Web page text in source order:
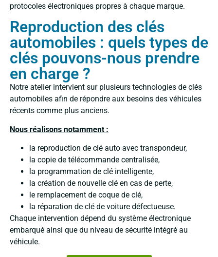
protocoles électroniques propres à chaque marque.
Reproduction des clés
automobiles : quels types de
clés pouvons-nous prendre
en charge ?
Notre atelier intervient sur plusieurs technologies de clés
automobiles afin de répondre aux besoins des véhicules
récents comme plus anciens.
Nous réalisons notamment :
la reproduction de clé auto avec transpondeur,
la copie de télécommande centralisée,
la programmation de clé intelligente,
la création de nouvelle clé en cas de perte,
le remplacement de coque de clé,
la réparation de clé de voiture défectueuse.
Chaque intervention dépend du système électronique
embarqué ainsi que du niveau de sécurité intégré au
véhicule.